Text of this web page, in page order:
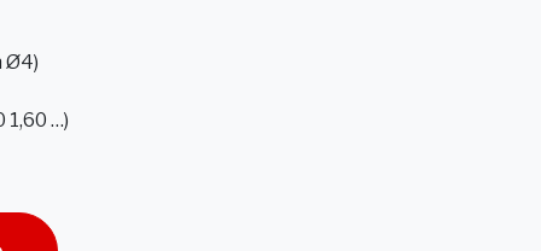
Ø4)
1,60 …)